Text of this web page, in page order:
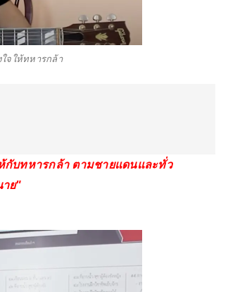
จให้ทหารกล้า
กับทหารกล้า ตามชายแดนและทั่ว
าย"